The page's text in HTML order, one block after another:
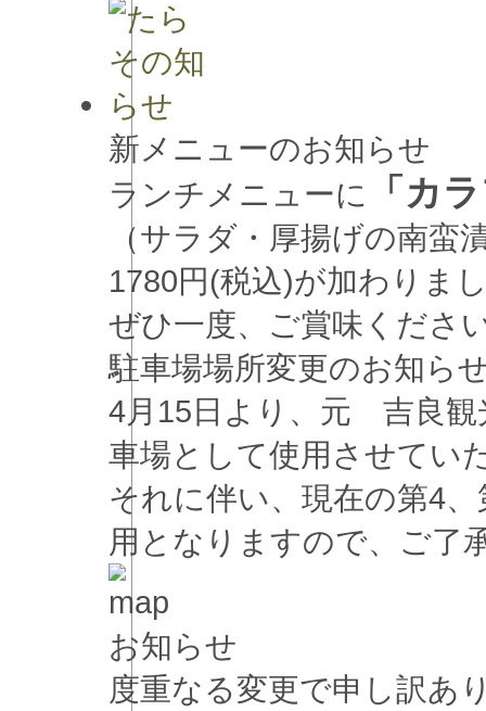
新メニューのお知らせ
ランチメニューに
「カ
（サラダ・厚揚げの南蛮
1780円(税込)が加わりま
ぜひ一度、ご賞味くださ
駐車場場所変更のお知ら
4月15日より、元 吉良観
車場として使用させてい
それに伴い、現在の第4
用となりますので、ご了
お知らせ
度重なる変更で申し訳あ